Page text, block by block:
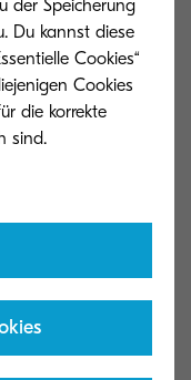
sehr und zeigt,
und
mehr als
der Speicherung
Du kannst diese
Cookies“
Cookies
die korrekte